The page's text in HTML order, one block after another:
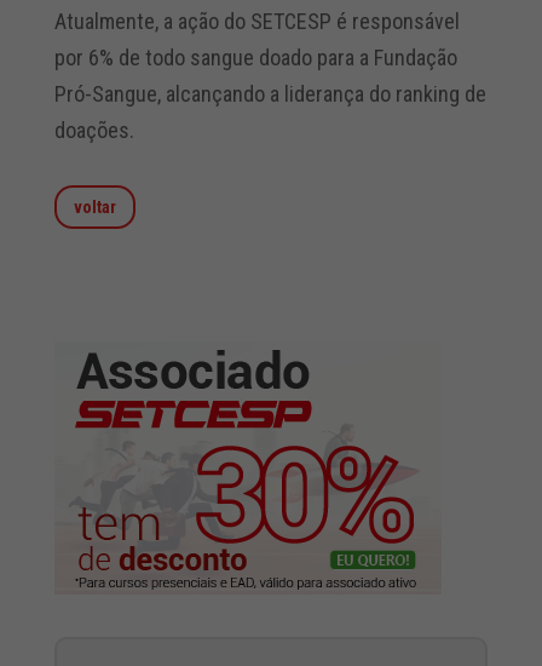
Atualmente, a ação do SETCESP é responsável
por 6% de todo sangue doado para a Fundação
Pró-Sangue, alcançando a liderança do ranking de
doações.
voltar